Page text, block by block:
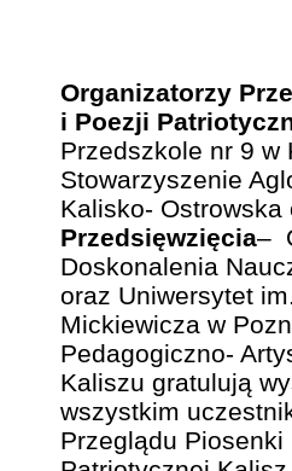
Organizatorzy
i Poezji
Przedszkole nr 9 w
Stowarzyszenie
Kalisko- Ostrowska
Przedsięwzięcia–
Doskonalenia
oraz Uniwersytet
Mickiewicza w
Pedagogiczno-
Kaliszu gratulują
wszystkim
Przeglądu Piosenki